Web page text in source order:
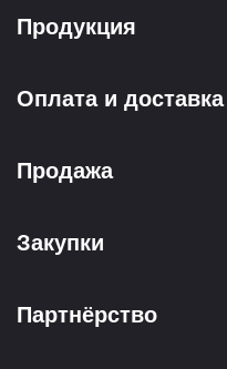
Продукция
Оплата и доставка
Продажа
Закупки
Партнёрство